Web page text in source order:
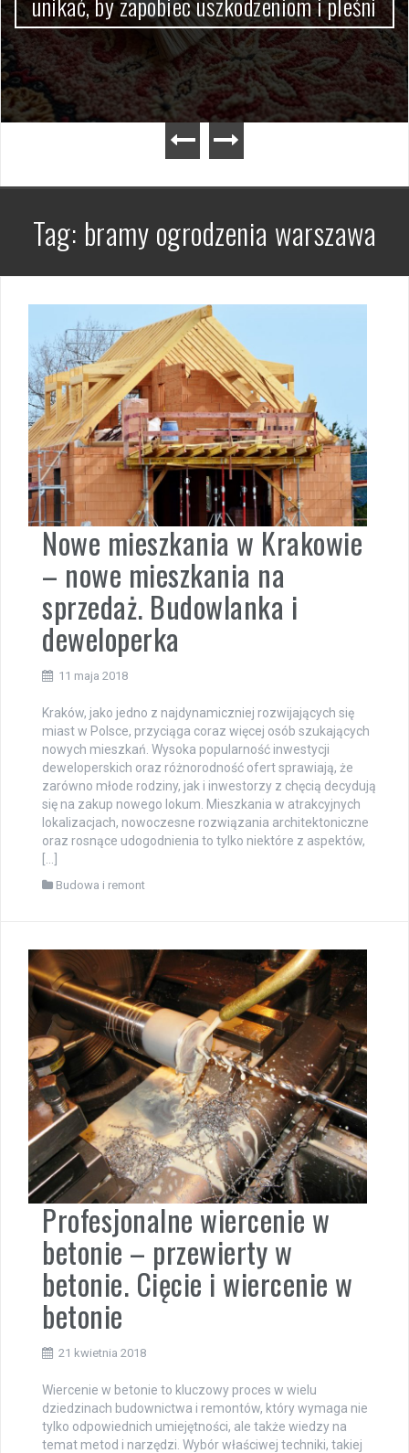
Tag: bramy ogrodzenia warszawa
Nowe mieszkania w Krakowie
– nowe mieszkania na
sprzedaż. Budowlanka i
deweloperka
11 maja 2018
Kraków, jako jedno z najdynamiczniej rozwijających się
miast w Polsce, przyciąga coraz więcej osób szukających
nowych mieszkań. Wysoka popularność inwestycji
deweloperskich oraz różnorodność ofert sprawiają, że
zarówno młode rodziny, jak i inwestorzy z chęcią decydują
się na zakup nowego lokum. Mieszkania w atrakcyjnych
lokalizacjach, nowoczesne rozwiązania architektoniczne
oraz rosnące udogodnienia to tylko niektóre z aspektów,
Budowa i remont
Profesjonalne wiercenie w
betonie – przewierty w
betonie. Cięcie i wiercenie w
betonie
21 kwietnia 2018
Wiercenie w betonie to kluczowy proces w wielu
dziedzinach budownictwa i remontów, który wymaga nie
tylko odpowiednich umiejętności, ale także wiedzy na
temat metod i narzędzi. Wybór właściwej techniki, takiej